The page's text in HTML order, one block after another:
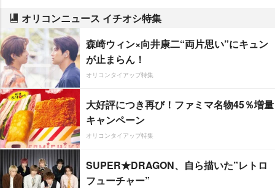
オリコンニュース イチオシ特集
森崎ウィン×向井康二“両片思い”にキュン
が止まらん！
オリコンタイアップ特集
大好評につき再び！ファミマ名物45％増量
キャンペーン
オリコンタイアップ特集
SUPER★DRAGON、自ら描いた”レトロ
フューチャー”